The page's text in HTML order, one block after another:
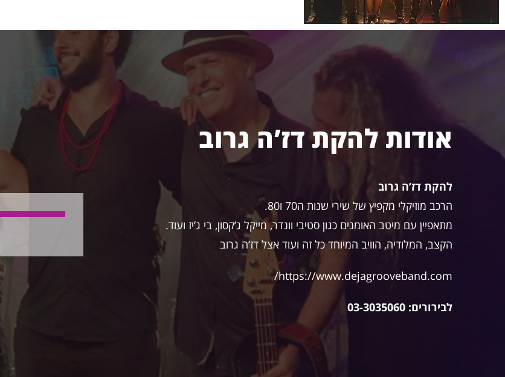
אודות להקת דז’ה גרוב
להקת דז’ה גרוב
הרכב מוזיקלי מקפיץ של שירי שנות ה70 ו80.
מתאפיין עם מיטב האומנים כגון סטיבי וונדר, מייקל ג’קסון, בי ג’יז ועוד.
הקצב, המלודיה, הוויב המיוחד כל זה ועוד אצל דז’ה גרוב
https://www.dejagrooveband.com/
לבירורים: 03-3035060